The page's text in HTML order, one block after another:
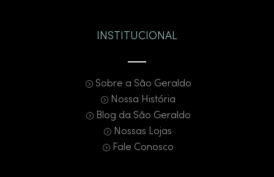
INSTITUCIONAL
Sobre a São Geraldo
Nossa História
Blog da São Geraldo
Nossas Lojas
Fale Conosco